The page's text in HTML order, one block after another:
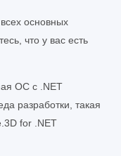
основных
что у вас есть
ОС с .NET
разработки, такая
for .NET